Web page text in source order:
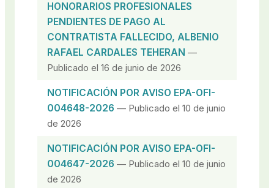
HONORARIOS PROFESIONALES
PENDIENTES DE PAGO AL
CONTRATISTA FALLECIDO, ALBENIO
RAFAEL CARDALES TEHERAN —
Publicado el 16 de junio de 2026
NOTIFICACIÓN POR AVISO EPA-OFI-
004648-2026 — Publicado el 10 de junio
de 2026
NOTIFICACIÓN POR AVISO EPA-OFI-
004647-2026 — Publicado el 10 de junio
de 2026